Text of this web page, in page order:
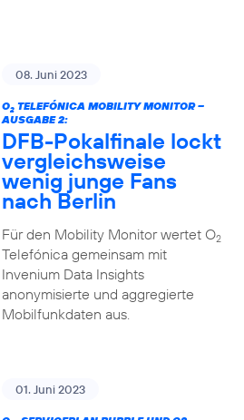
08. Juni 2023
O2TELEFÓNICA MOBILITY MONITOR –
AUSGABE 2:
DFB-Pokalfinale lockt
vergleichsweise
wenig junge Fans
nach Berlin
Für den Mobility Monitor wertet O2
Telefónica gemeinsam mit
Invenium Data Insights
anonymisierte und aggregierte
Mobilfunkdaten aus.
01. Juni 2023